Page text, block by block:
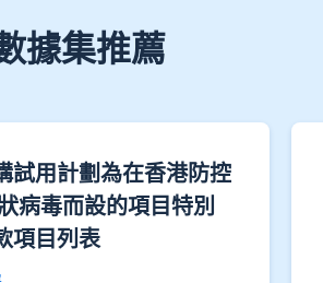
據集推薦
試用計劃為在香港防控
病毒而設的項目特別
項目列表